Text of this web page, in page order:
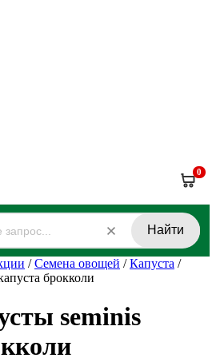
0
Найти
/Семена овощей /Капуста /
брокколи
seminis